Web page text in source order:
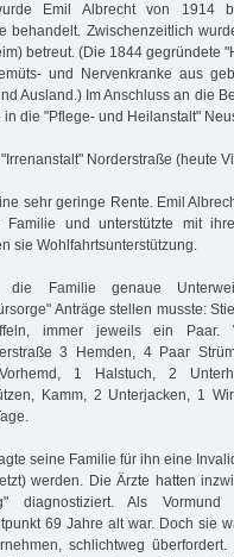
Emil Albrecht von 1914
behandelt. Zwischenzeitlich
betreut. (Die 1844 gegründete
und Nervenkranke aus
Ausland.) Im Anschluss an die
die "Pflege- und Heilanstalt"
Norderstraße (heute
sehr geringe Rente. Emil
und unterstützte mit
sie Wohlfahrtsunterstützung.
Familie genaue
Anträge stellen musste:
immer jeweils ein Paar.
3 Hemden, 4 Paar
1 Halstuch, 2
Kamm, 2 Unterjacken, 1
seine Familie für ihn eine
werden. Die Ärzte hatten
diagnostiziert. Als
69 Jahre alt war. Doch sie
schlichtweg